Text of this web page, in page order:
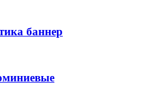
баннер